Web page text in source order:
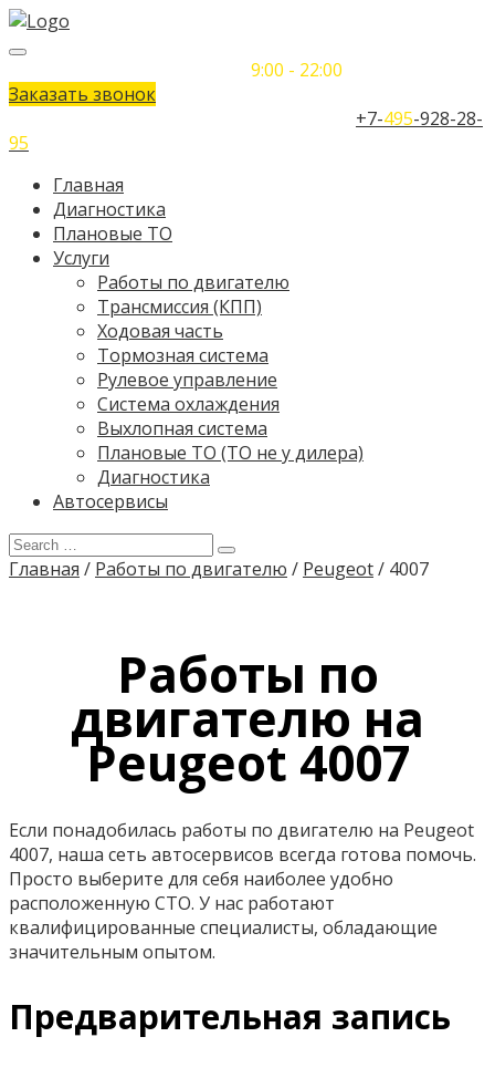
9:00 - 22:00
Заказать звонок
+7-495-928-28-
95
Главная
Диагностика
Плановые ТО
Услуги
Работы по двигателю
Трансмиссия (КПП)
Ходовая часть
Тормозная система
Рулевое управление
Система охлаждения
Выхлопная система
Плановые ТО (ТО не у дилера)
Диагностика
Автосервисы
Главная / Работы по двигателю / Peugeot/ 4007
Работы по
двигателю на
Peugeot 4007
Если понадобилась работы по двигателю на Peugeot
4007, наша сеть автосервисов всегда готова помочь.
Просто выберите для себя наиболее удобно
расположенную СТО. У нас работают
квалифицированные специалисты, обладающие
значительным опытом.
Предварительная запись